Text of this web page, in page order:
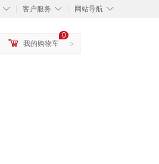
◇ ◇
客户服务 ◇
网站导航
>
0
我的购物车